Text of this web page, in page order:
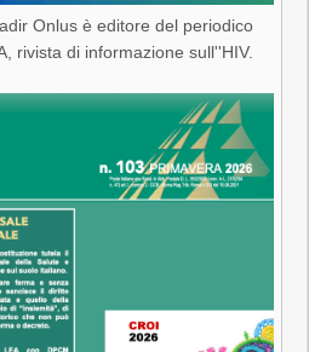
Onlus è editore del periodico
rivista di informazione sull''HIV.